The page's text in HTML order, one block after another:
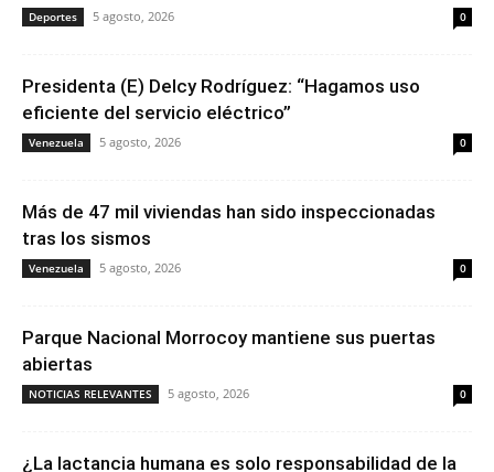
Deportes 5 agosto, 2026 0
Presidenta (E) Delcy Rodríguez: “Hagamos uso
eficiente del servicio eléctrico”
Venezuela 5 agosto, 2026 0
Más de 47 mil viviendas han sido inspeccionadas
tras los sismos
Venezuela 5 agosto, 2026 0
Parque Nacional Morrocoy mantiene sus puertas
abiertas
NOTICIAS RELEVANTES 5 agosto, 2026 0
¿La lactancia humana es solo responsabilidad de la